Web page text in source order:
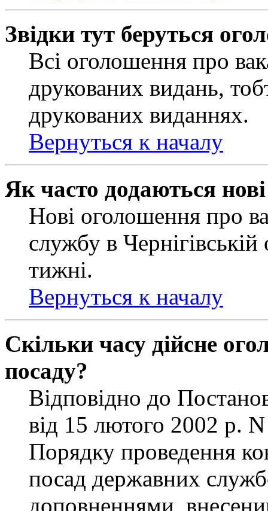
Звідки тут беруться
Всі оголошення про
друкованих видань,
друкованих виданнях.
Вернуться к началу
Як часто додаються
Нові оголошення про
службу в
тижні.
Вернуться к началу
Скільки часу дійсне
посаду?
Відповідно до
від 15 лютого 2002 р.
Порядку проведення
посад державних
доповненнями,